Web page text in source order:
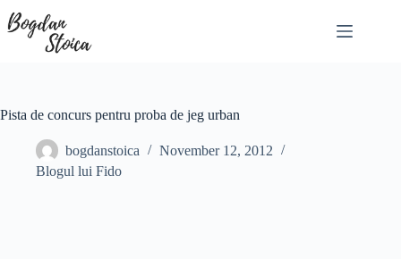
to
content
Pista de concurs pentru proba de jeg urban
bogdanstoica
November 12, 2012
Blogul lui Fido